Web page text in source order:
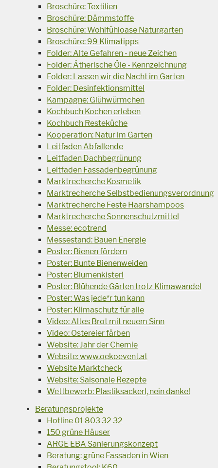
Broschüre: Textilien
Broschüre: Dämmstoffe
Broschüre: Wohlfühloase Naturgarten
Broschüre: 99 Klimatipps
Folder: Alte Gefahren - neue Zeichen
Folder: Ätherische Öle - Kennzeichnung
Folder: Lassen wir die Nacht im Garten
Folder: Desinfektionsmittel
Kampagne: Glühwürmchen
Kochbuch Kochen erleben
Kochbuch Resteküche
Kooperation: Natur im Garten
Leitfaden Abfallende
Leitfaden Dachbegrünung
Leitfaden Fassadenbegrünung
Marktrecherche Kosmetik
Marktrecherche Selbstbedienungsverordnung
Marktrecherche Feste Haarshampoos
Marktrecherche Sonnenschutzmittel
Messe: ecotrend
Messestand: Bauen Energie
Poster: Bienen fördern
Poster: Bunte Bienenweiden
Poster: Blumenkisterl
Poster: Blühende Gärten trotz Klimawandel
Poster: Was jede*r tun kann
Poster: Klimaschutz für alle
Video: Altes Brot mit neuem Sinn
Video: Ostereier färben
Website: Jahr der Chemie
Website: www.oekoevent.at
Website Marktcheck
Website: Saisonale Rezepte
Wettbewerb: Plastiksackerl, nein danke!
Beratungsprojekte
Hotline 01 803 32 32
150 grüne Häuser
ARGE EBA Sanierungskonzept
Beratung: grüne Fassaden in Wien